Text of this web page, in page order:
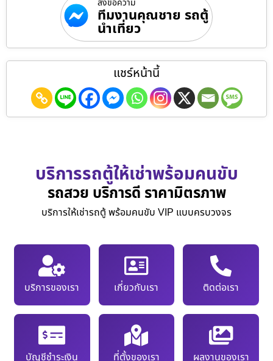
ส่งข้อความ
ทีมงานคุณชาย รถตู้
นำเที่ยว
แชร์หน้านี้
บริการรถตู้ให้เช่าพร้อมคนขับ
รถสวย บริการดี ราคามิตรภาพ
บริการให้เช่ารถตู้ พร้อมคนขับ VIP แบบครบวงจร
บริการของเรา เกี่ยวกับเรา ติดต่อเรา
บัญชีชำระเงิน ที่ตั้งของเรา ผลงานของเรา